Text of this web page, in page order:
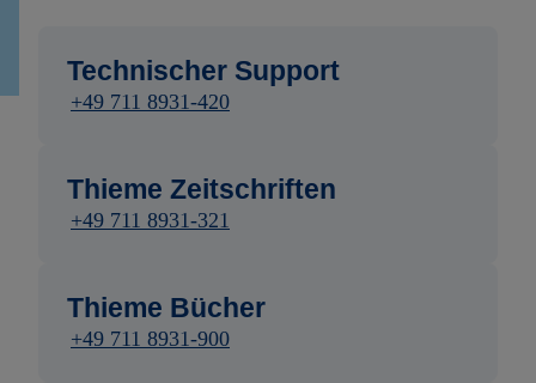
Technischer Support
+49 711 8931-420
Thieme Zeitschriften
+49 711 8931-321
Thieme Bücher
+49 711 8931-900